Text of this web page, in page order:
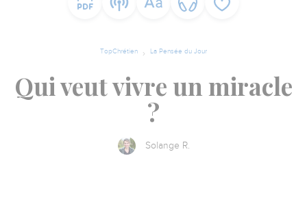
TopChrétien La Pensée du Jour
Qui veut vivre un miracle
?
Solange R.